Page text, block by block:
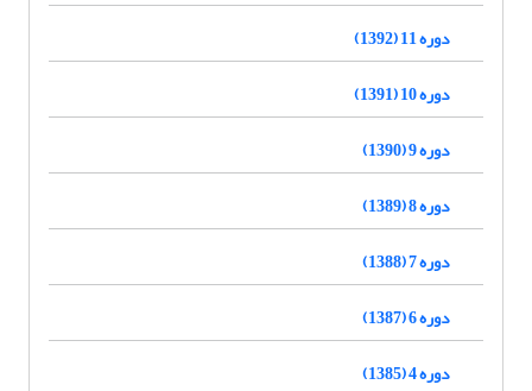
دوره 11 (1392)
دوره 10 (1391)
دوره 9 (1390)
دوره 8 (1389)
دوره 7 (1388)
دوره 6 (1387)
دوره 4 (1385)